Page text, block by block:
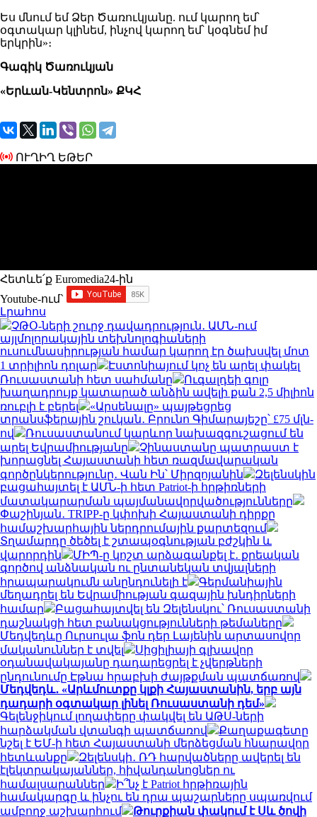
Ես մնում եմ Ձեր Ծառուկյանը. ում կարող եմ՝
օգտակար կլինեմ, ինչով կարող եմ՝ կօգնեմ իմ
երկրին»։
Գագիկ Ծառուկյան
«Երևան-Կենտրոն» ՔԿՀ
ՈՒՂԻՂ ԵԹԵՐ
Հետևե՛ք Euromedia24-ին
Youtube-ում`
Լրահոս
ՉԹՕ-ների շուրջ դավադրություն․ ԱՄՆ-ում
այլմոլորակային տեխնոլոգիաների
ուսումնասիրության համար կարող էր ծախսվել մոտ
1 տրիլիոն դոլար
Էստոնիայում կոչ են արել փակել
Ռուսաստանի հետ սահմանը
Ուգալդեի գոլը
խաղադրույք կատարած անձին ավելի քան 2,5 միլիոն
ռուբլի է բերել
«Արսենալը» պայթեցրեց
տրանսֆերային շուկան․ Բրունո Գիմարայեշը՝ £75 մլն-
ով
Ռուսաստանում կարևոր նախազգուշացում են
արել Եվրամիությանը
Չինաստանը պատրաստ է
խորացնել Հայաստանի հետ ռազմավարական
գործընկերությունը․ Վան Ին՝ Միրզոյանին
Զելենսկին
բացահայտել է ԱՄՆ-ի հետ Patriot-ի հրթիռների
մատակարարման պայմանավորվածությունները
Փաշինյան․ TRIPP-ը կփոխի Հայաստանի դիրքը
համաշխարհային ներդրումային քարտեզում
Տղամարդը ծեծել է շտապօգնության բժշկին և
վարորդին
ՄԻՊ-ը կոշտ արձագանքել է․ քրեական
գործով անձնական ու ընտանեկան տվյալների
հրապարակումն անընդունելի է
Գերմանիային
մեղադրել են Եվրամիության գազային խնդիրների
համար
Բացահայտվել են Զելենսկու՝ Ռուսաստանի
դաշնակցի հետ բանակցությունների թեմաները
Մեդվեդևը Ուրսուլա ֆոն դեր Լայենին արտասովոր
մականուններ է տվել
Սիցիլիայի գլխավոր
օդանավակայանը դադարեցրել է չվերթների
ընդունումը Էթնա հրաբխի ժայթքման պատճառով
Մեդվեդև․ «Արևմուտքը կլքի Հայաստանին, երբ այն
դադարի օգտակար լինել Ռուսաստանի դեմ»
Գելենջիկում լողափերը փակվել են ԱԹՍ-ների
հարձակման վտանգի պատճառով
Քաղաքագետը
նշել է ԵՄ-ի հետ Հայաստանի մերձեցման հնարավոր
հետևանքը
Զելենսկի․ ՌԴ հարվածները ավերել են
էլեկտրակայաններ, հիվանդանոցներ ու
համալսարաններ
Ի՞նչ է Patriot հրթիռային
համակարգը և ինչու են դրա պաշարները սպառվում
ամբողջ աշխարհում
Թուրքիան փակում է Սև ծովի